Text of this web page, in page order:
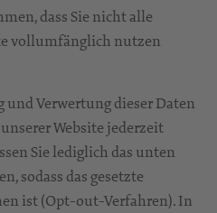
dass Sie nicht alle
vollumfänglich nutzen
und Verwertung dieser Daten
Website jederzeit
Sie lediglich das unten
sodass das gesetzte
ist (Opt-out-Verfahren). In